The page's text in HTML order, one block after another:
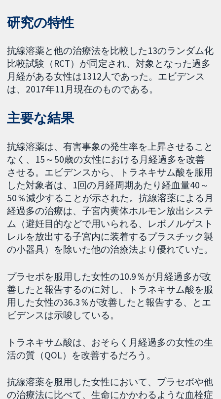
研究の特性
抗線溶薬と他の治療法を比較した13のランダム化
比較試験（RCT）が同定され、対象となった過多
月経がある女性は1312人であった。エビデンス
は、2017年11月現在のものである。
主要な結果
抗線溶薬は、有害事象の発生率を上昇させること
なく、15～50歳の女性における月経過多を改善
させる。エビデンスから、トラネキサム酸を服用
した対象者は、1回の月経周期あたり経血量40～
50％減少することが示された。抗線溶薬による月
経過多の治療は、子宮内黄体ホルモン放出システ
ム（避妊目的などで用いられる、レボノルゲスト
レルを放出する子宮内に装着するプラスチック製
の小器具）を除いた他の治療法より優れていた。
プラセボを服用した女性の10.9％が月経過多が改
善したと報告するのに対し、トラネキサム酸を服
用した女性の36.3％が改善したと報告する、とエ
ビデンスは示唆している。
トラネキサム酸は、おそらく月経過多の女性の生
活の質（QOL）を改善するだろう。
抗線溶薬を服用した女性において、プラセボや他
の治療法に比べて、生命にかかわるような血栓症